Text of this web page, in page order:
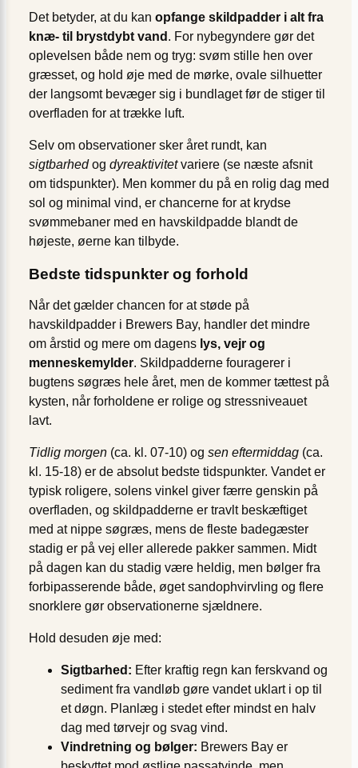
Det betyder, at du kan opfange skildpadder i alt fra
knæ- til brystdybt vand . For nybegyndere gør det
oplevelsen både nem og tryg: svøm stille hen over
græsset, og hold øje med de mørke, ovale silhuetter
der langsomt bevæger sig i bundlaget før de stiger til
overfladen for at trække luft.
Selv om observationer sker året rundt, kan
sigtbarhedog dyreaktivitetvariere (se næste afsnit
om tidspunkter). Men kommer du på en rolig dag med
sol og minimal vind, er chancerne for at krydse
svømmebaner med en havskildpadde blandt de
højeste, øerne kan tilbyde.
Bedste tidspunkter og forhold
Når det gælder chancen for at støde på
havskildpadder i Brewers Bay, handler det mindre
om årstid og mere om dagens lys, vejr og
menneskemylder. Skildpadderne fouragerer i
bugtens søgræs hele året, men de kommer tættest på
kysten, når forholdene er rolige og stressniveauet
lavt.
Tidlig morgen (ca. kl. 07-10) og sen eftermiddag (ca.
kl. 15-18) er de absolut bedste tidspunkter. Vandet er
typisk roligere, solens vinkel giver færre genskin på
overfladen, og skildpadderne er travlt beskæftiget
med at nippe søgræs, mens de fleste badegæster
stadig er på vej eller allerede pakker sammen. Midt
på dagen kan du stadig være heldig, men bølger fra
forbipasserende både, øget sandophvirvling og flere
snorklere gør observationerne sjældnere.
Hold desuden øje med:
Sigtbarhed: Efter kraftig regn kan ferskvand og
sediment fra vandløb gøre vandet uklart i op til
et døgn. Planlæg i stedet efter mindst en halv
dag med tørvejr og svag vind.
Vindretning og bølger: Brewers Bay er